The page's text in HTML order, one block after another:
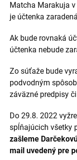
Matcha Marakuja
je účtenka
Ak bude rovnaká
účtenka nebude
Zo súťaže bude
podvodným
záväzné predpisy
Do 29.8. 2022
spĺňajúcich všetky
zašleme
mail uvedený pre